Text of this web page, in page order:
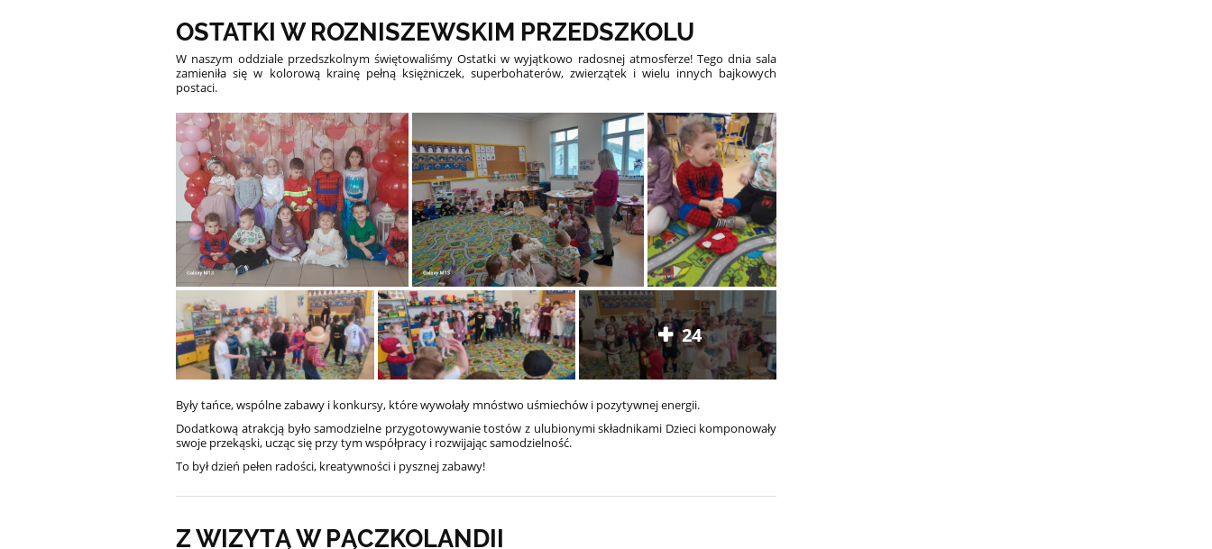
OSTATKI W ROZNISZEWSKIM PRZEDSZKOLU
W naszym oddziale przedszkolnym świętowaliśmy Ostatki w wyjątkowo radosnej atmosferze! Tego dnia sala
zamieniła się w kolorową krainę pełną księżniczek, superbohaterów, zwierzątek i wielu innych bajkowych
postaci.
24
Były tańce, wspólne zabawy i konkursy, które wywołały mnóstwo uśmiechów i pozytywnej energii.
Dodatkową atrakcją było samodzielne przygotowywanie tostów z ulubionymi składnikami Dzieci komponowały
swoje przekąski, ucząc się przy tym współpracy i rozwijając samodzielność.
To był dzień pełen radości, kreatywności i pysznej zabawy!
Z WIZYTĄ W PĄCZKOLANDII